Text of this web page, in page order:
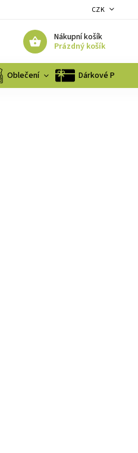
CZK
Nákupní košík
Prázdný košík
Oblečení Dárkové